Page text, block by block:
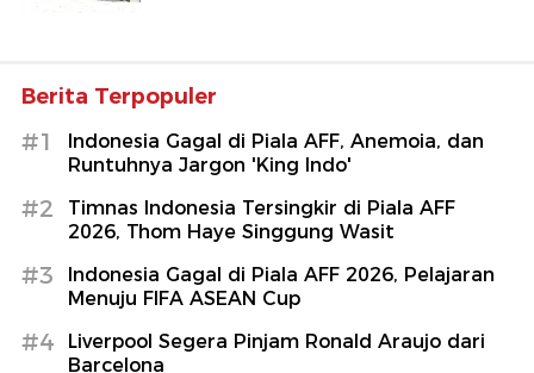
Berita Terpopuler
#1
Indonesia Gagal di Piala AFF, Anemoia, dan
Runtuhnya Jargon 'King Indo'
#2
Timnas Indonesia Tersingkir di Piala AFF
2026, Thom Haye Singgung Wasit
#3
Indonesia Gagal di Piala AFF 2026, Pelajaran
Menuju FIFA ASEAN Cup
#4
Liverpool Segera Pinjam Ronald Araujo dari
Barcelona